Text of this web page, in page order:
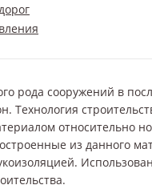
рода сооружений в
Технология
из данного